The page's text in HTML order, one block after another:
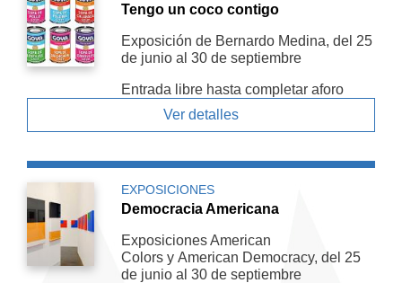
Tengo un coco contigo
Exposición de Bernardo Medina, del 25
de junio al 30 de septiembre
Entrada libre hasta completar aforo
Ver detalles
EXPOSICIONES
Democracia Americana
Exposiciones American
Colors y American De­mocracy, del 25
de junio al 30 de septiembre